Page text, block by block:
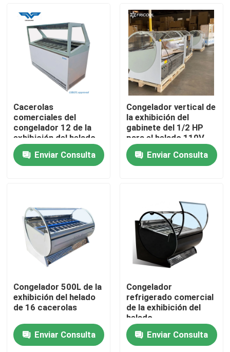
Productos
Sobre nosotros
Control de Calidad
Contacto
Vitrina refrigerada de la panadería
Caja refrigerada de la tienda de delicatessen
Cacerolas
comerciales del
congelador 12 de la
exhibición del helado
del control numérico
de DixellEnviar Consulta
Congelador vertical de
la exhibición del
gabinete del 1/2 HP
para el helado 110V
60HZ
Enviar Consulta
Congelador 500L de la
exhibición del helado
de 16 cacerolas
Enviar Consulta
Congelador
refrigerado comercial
de la exhibición del
helado
Enviar Consulta